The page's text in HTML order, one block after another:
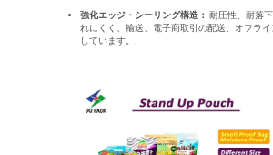
強化エッジ・シーリング構造： 耐圧性、耐落
れにくく、輸送、電子商取引の配送、オフライ
しています。.